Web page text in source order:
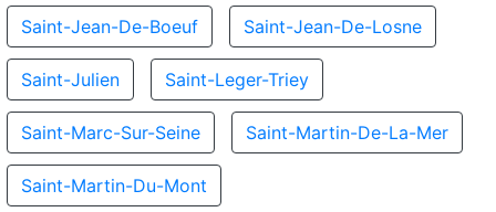
Saint-Jean-De-Boeuf Saint-Jean-De-Losne
Saint-Julien Saint-Leger-Triey
Saint-Marc-Sur-Seine Saint-Martin-De-La-Mer
Saint-Martin-Du-Mont